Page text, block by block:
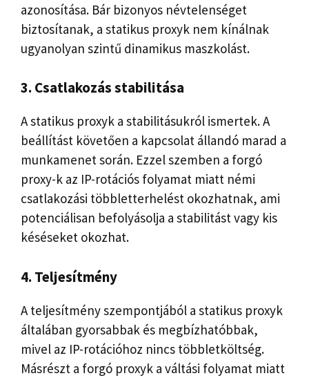
azonosítása. Bár bizonyos névtelenséget
biztosítanak, a statikus proxyk nem kínálnak
ugyanolyan szintű dinamikus maszkolást.
3. Csatlakozás stabilitása
A statikus proxyk a stabilitásukról ismertek. A
beállítást követően a kapcsolat állandó marad a
munkamenet során. Ezzel szemben a forgó
proxy-k az IP-rotációs folyamat miatt némi
csatlakozási többletterhelést okozhatnak, ami
potenciálisan befolyásolja a stabilitást vagy kis
késéseket okozhat.
4. Teljesítmény
A teljesítmény szempontjából a statikus proxyk
általában gyorsabbak és megbízhatóbbak,
mivel az IP-rotációhoz nincs többletköltség.
Másrészt a forgó proxyk a váltási folyamat miatt